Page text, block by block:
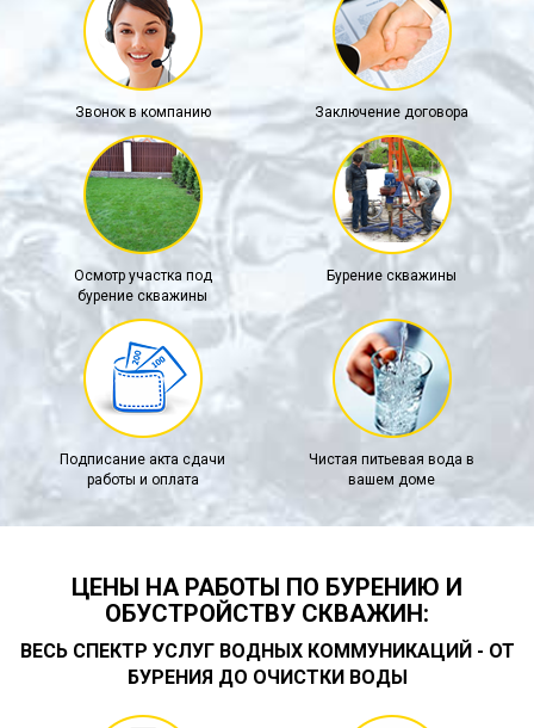
Звонок в компанию Заключение договора
Осмотр участка под
бурение скважины
Бурение скважины
Подписание акта сдачи
работы и оплата
Чистая питьевая вода в
вашем доме
ЦЕНЫ НА РАБОТЫ ПО БУРЕНИЮ И
ОБУСТРОЙСТВУ СКВАЖИН:
ВЕСЬ СПЕКТР УСЛУГ ВОДНЫХ КОММУНИКАЦИЙ - ОТ
БУРЕНИЯ ДО ОЧИСТКИ ВОДЫ